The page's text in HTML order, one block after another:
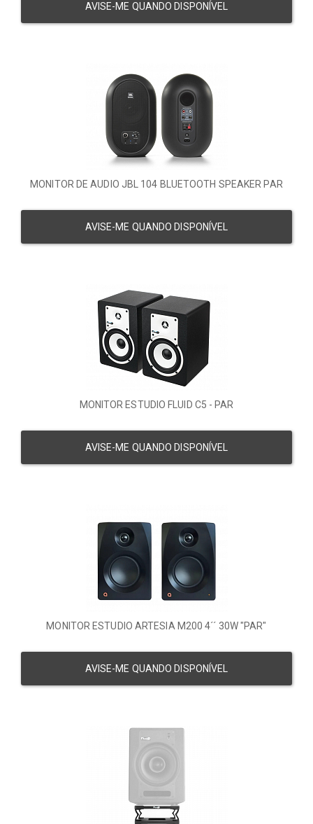
AVISE-ME QUANDO DISPONÍVEL
MONITOR DE AUDIO JBL 104 BLUETOOTH SPEAKER PAR
AVISE-ME QUANDO DISPONÍVEL
MONITOR ESTUDIO FLUID C5 - PAR
AVISE-ME QUANDO DISPONÍVEL
MONITOR ESTUDIO ARTESIA M200 4´´ 30W "PAR"
AVISE-ME QUANDO DISPONÍVEL